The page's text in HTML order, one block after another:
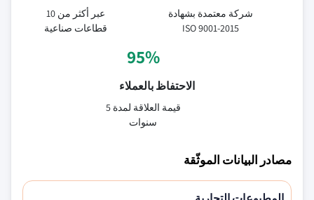
شركة معتمدة بشهادة
ISO 9001-2015
عبر أكثر من 10
قطاعات صناعية
95%
الاحتفاظ بالعملاء
قيمة العلاقة لمدة 5
سنوات
مصادر البيانات الموثّقة